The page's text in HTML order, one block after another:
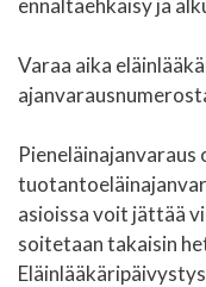
ennaltaehkäisy ja
Varaa aika
Pieneläinajanvaraus
asioissa voit jättää
soitetaan takaisin